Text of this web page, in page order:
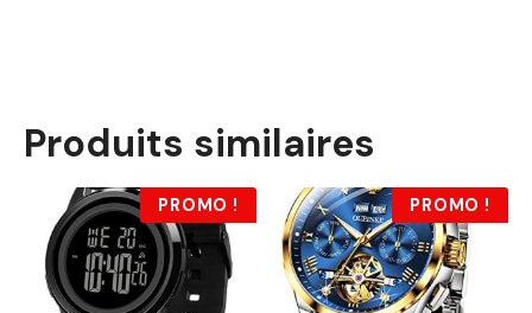
Produits similaires
PROMO ! PROMO !